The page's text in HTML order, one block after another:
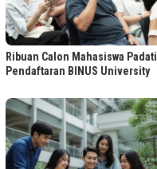
Ribuan Calon Mahasiswa Padati
Pendaftaran BINUS University